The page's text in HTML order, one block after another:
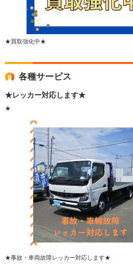
★買取強化中★
各種サービス
★レッカー対応します★
★
★事故・車両故障レッカー対応します★